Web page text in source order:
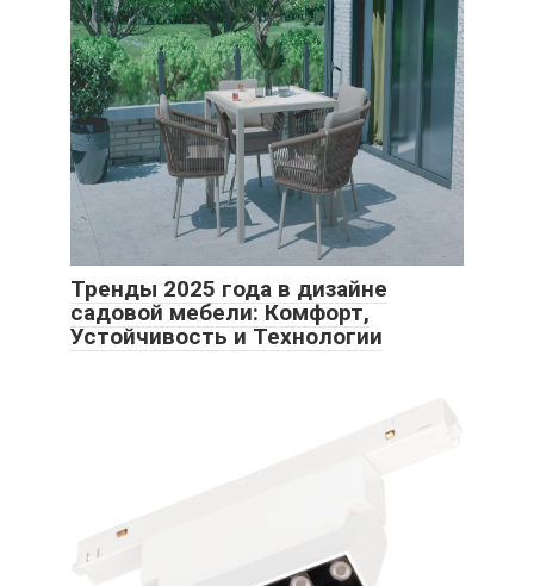
Тренды 2025 года в дизайне
садовой мебели: Комфорт,
Устойчивость и Технологии